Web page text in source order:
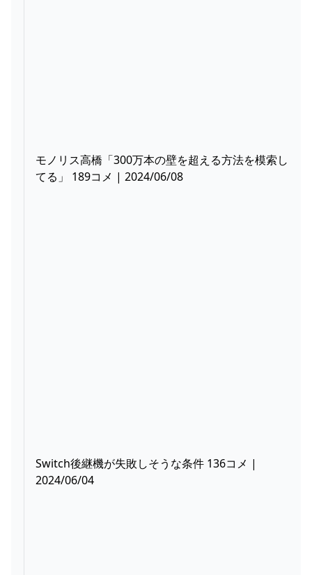
モノリス高橋「300万本の壁を超える方法を模索し
てる」 189コメ | 2024/06/08
Switch後継機が失敗しそうな条件 136コメ |
2024/06/04